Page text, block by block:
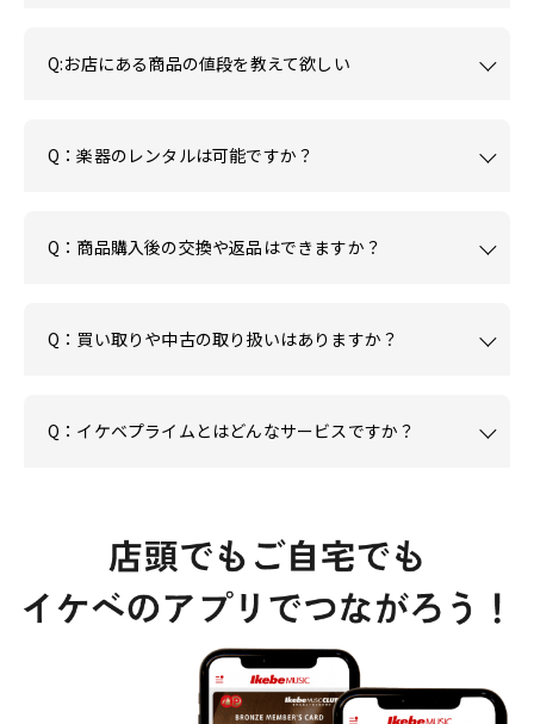
Q:お店にある商品の値段を教えて欲しい
Q：楽器のレンタルは可能ですか？
Q：商品購入後の交換や返品はできますか？
Q：買い取りや中古の取り扱いはありますか？
Q：イケベプライムとはどんなサービスですか？